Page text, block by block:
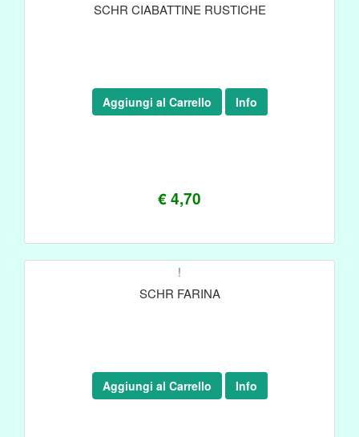
SCHR CIABATTINE RUSTICHE
€ 4,70
Aggiungi al Carrello Info
!
SCHR FARINA
Aggiungi al Carrello Info